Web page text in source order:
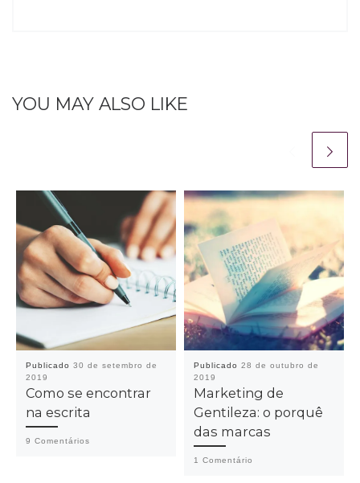
YOU MAY ALSO LIKE
Publicado 30 de setembro de
2019
Como se encontrar
na escrita
9 Comentários
Publicado 28 de outubro de
2019
Marketing de
Gentileza: o porquê
das marcas
1 Comentário